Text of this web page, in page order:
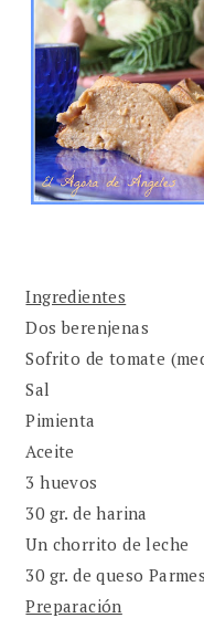
Ingredientes
Dos berenjenas
Sofrito de tomate
Sal
Pimienta
Aceite
3 huevos
30 gr. de harina
Un chorrito de leche
30 gr. de queso
Preparación